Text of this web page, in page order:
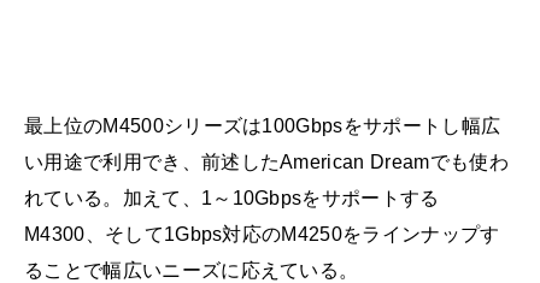
最上位のM4500シリーズは100Gbpsをサポートし幅広
い用途で利用でき、前述したAmerican Dreamでも使わ
れている。加えて、1～10Gbpsをサポートする
M4300、そして1Gbps対応のM4250をラインナップす
ることで幅広いニーズに応えている。